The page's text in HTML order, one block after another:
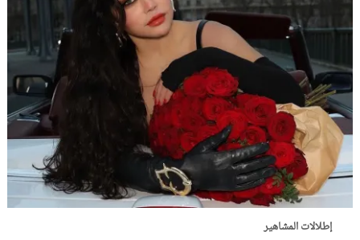
إطلالات المشاهير